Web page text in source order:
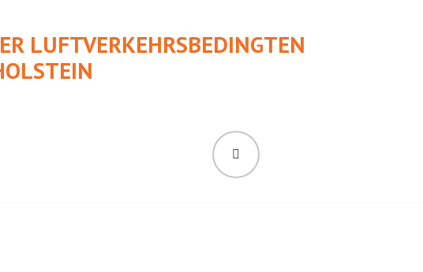
LUFTVERKEHRSBEDINGTEN
SUCHEN